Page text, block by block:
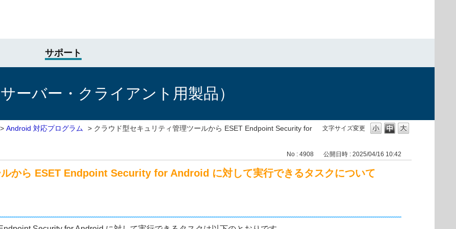
サポート
バー・クライアント用製品）
文字サイズ変更
> Android 対応プログラム > クラウド型セキュリティ管理ツールから ESET Endpoint Security for
No : 4908 公開日時 : 2025/04/16 10:42
から ESET Endpoint Security for Android に対して実行できるタスクについて